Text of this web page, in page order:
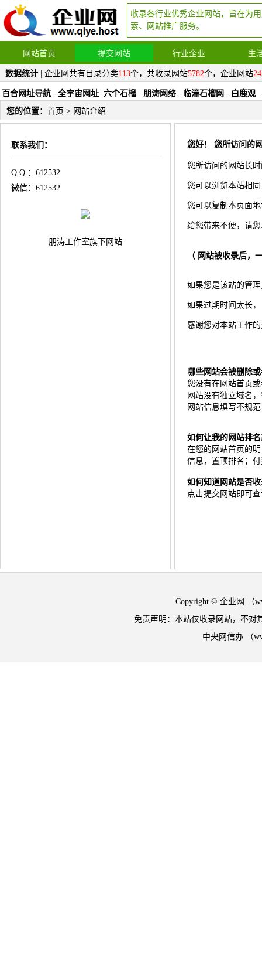
收录各行业优秀企业网站，旨在为
索、网站推广服务。
网站首页 提交网站 行业企业 生
数据统计 | 企业网共有目录分类113个，共收录网站5782个，企业网站
百合网址导航 . 全宇宙网址 .六个石榴 . 朋涛网络 . 临潼石榴网 . 白鹿观 .
您的位置： 首页 > 网站介绍
联系我们：
Q Q ：612532
微信：612532
朋涛工作室旗下网站
您好！ 您所访问的
您所访问的网站长
您可以浏览本站相
您可以复制本页面
给您带来不便，请
（ 网站被收录后，
如果您是该站的管
如果过期时间太长
感谢您对本站工作
哪些网站会被删除
您没有在网站首页
网站没有独立域名
网站信息填写不规
如何让我的网站排
在您的网站首页的
信息，置顶排名；
如何知道网站是否
点击提交网站即可
Copyright © 企业网 （
免责声明：本站仅收录网站，不对
中央网信办 （